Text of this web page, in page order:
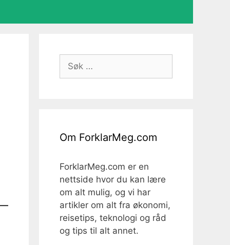
Søk
etter:
Om ForklarMeg.com
ForklarMeg.com er en
nettside hvor du kan lære
om alt mulig, og vi har
artikler om alt fra økonomi,
reisetips, teknologi og råd
og tips til alt annet.